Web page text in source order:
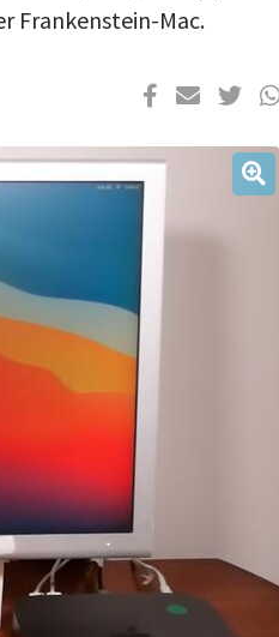
Frankenstein-Mac.